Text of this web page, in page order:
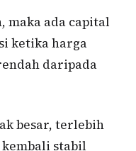
maka ada capital
ketika harga
daripada
besar, terlebih
stabil